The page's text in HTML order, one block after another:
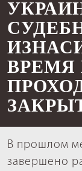
ВРЕМЯ
В прошлом
завершено